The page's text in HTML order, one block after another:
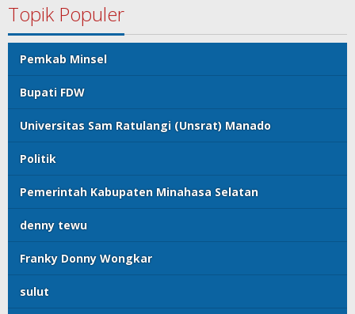
Topik Populer
Pemkab Minsel
Bupati FDW
Universitas Sam Ratulangi (Unsrat) Manado
Politik
Pemerintah Kabupaten Minahasa Selatan
denny tewu
Franky Donny Wongkar
sulut